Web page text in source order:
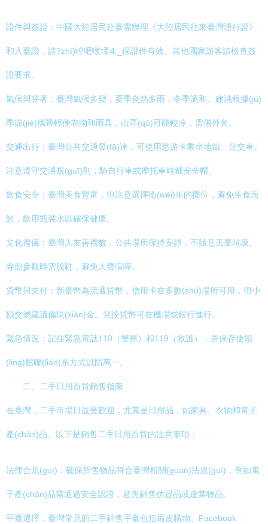
證件與簽證：中國大陸居民赴臺需辦理《大陸居民往來臺灣通行證》
和入臺證，請?zhí)崆吧暾埐⒋_保證件有效。其他國家游客請檢查簽
證要求。
氣候與穿著：臺灣氣候多變，夏季炎熱多雨，冬季溫和。建議根據(jù)
季節(jié)攜帶輕便衣物和雨具，山區(qū)可能較冷，需備外套。
交通出行：臺灣公共交通發(fā)達，可使用悠游卡乘坐地鐵、公交車。
注意遵守交通規(guī)則，騎自行車或摩托車時戴安全帽。
飲食安全：臺灣美食豐富，但注意選擇衛(wèi)生的攤位，避免生食海
鮮，飲用瓶裝水以確保健康。
文化禮儀：臺灣人友善禮貌，公共場所保持安靜，不隨意丟棄垃圾。
寺廟參觀時需脫鞋，避免大聲喧嘩。
貨幣與支付：新臺幣為流通貨幣，信用卡在多數(shù)場所可用，但小
額交易建議備現(xiàn)金。兌換貨幣可在機場或銀行進行。
緊急情況：記住緊急電話110（警察）和119（救護），并保存使領
(lǐng)館聯(lián)系方式以防萬一。
二、二手日用百貨銷售指南
在臺灣，二手市場日益受歡迎，尤其是日用品，如家具、衣物和電子
產(chǎn)品。以下是銷售二手日用百貨的注意事項：
法律合規(guī)：確保所售物品符合臺灣相關(guān)法規(guī)，例如電
子產(chǎn)品需通過安全認證，避免銷售仿冒品或違禁物品。
平臺選擇：臺灣常見的二手銷售平臺包括蝦皮購物、Facebook